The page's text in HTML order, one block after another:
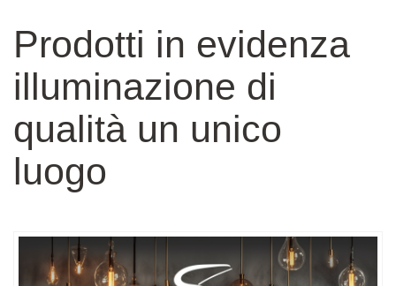
Prodotti in evidenza
illuminazione di
qualità un unico
luogo